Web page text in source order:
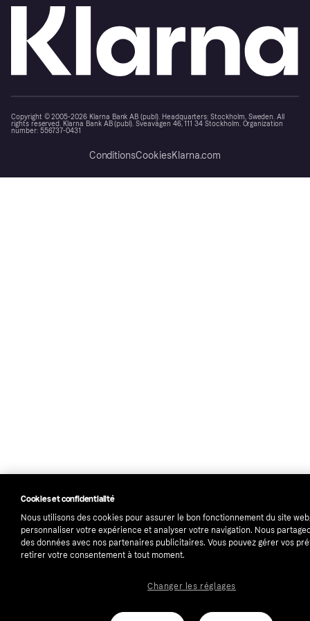
Copyright © 2005-2026 Klarna Bank AB (publ). Headquarters: Stockholm, Sweden. All
rights reserved. Klarna Bank AB (publ). Sveavägen 46, 111 34 Stockholm. Organization
number: 556737-0431
ConditionsCookiesKlarna.com
Cookies et confidentialité
Nous utilisons des cookies pour assurer le bon fonctionnement du site
personnaliser votre expérience et analyser votre navigation. Nous
des données avec nos partenaires publicitaires. Vous pouvez gérer vos
retirer votre consentement à tout moment.
Changer les réglages